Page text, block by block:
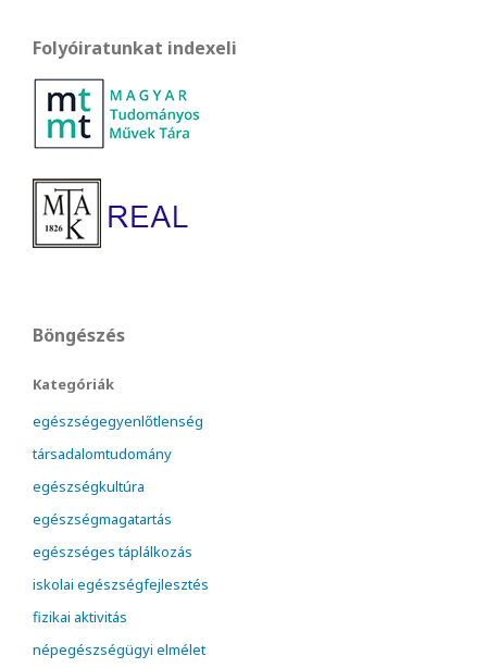
Folyóiratunkat indexeli
Böngészés
Kategóriák
egészségegyenlőtlenség
társadalomtudomány
egészségkultúra
egészségmagatartás
egészséges táplálkozás
iskolai egészségfejlesztés
fizikai aktivitás
népegészségügyi elmélet